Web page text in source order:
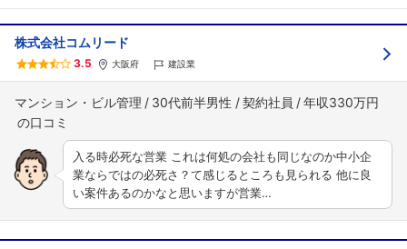
株式会社コムリード
3.5 大阪府 建設業
マンション・ビル管理 30代前半男性 契約社員 年収330万円
入る時必死な営業 これは何処の会社も同じなのか中小企
業ならではの必死さ？て感じるところも見られる 他に良
い案件あるのかなと思いますが営業…